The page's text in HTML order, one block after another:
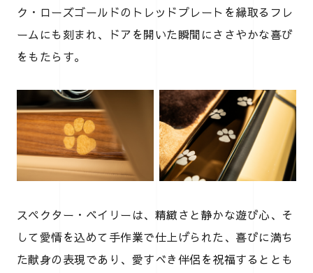
ク・ローズゴールドのトレッドプレートを縁取るフレ
ームにも刻まれ、ドアを開いた瞬間にささやかな喜び
をもたらす。
スペクター・ベイリーは、精緻さと静かな遊び心、そ
して愛情を込めて手作業で仕上げられた、喜びに満ち
た献身の表現であり、愛すべき伴侶を祝福するととも